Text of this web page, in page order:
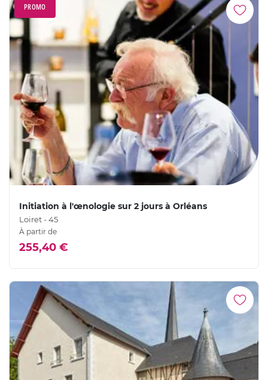
PROMO
Initiation à l'œnologie sur 2 jours à Orléans
Loiret - 45
À partir de
255,40 €